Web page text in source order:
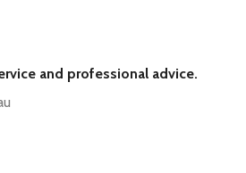
and professional advice.